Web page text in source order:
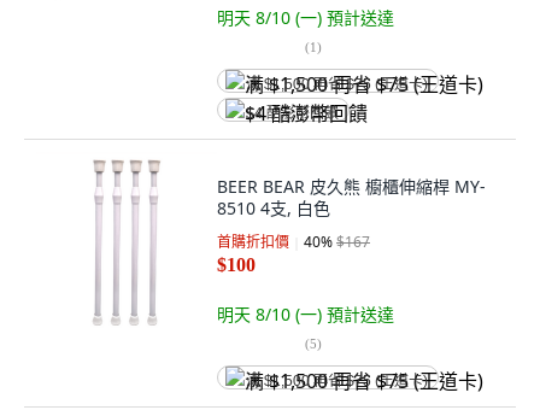
明天 8/10 (一) 預計送達
(1)
满 $1,500 再省 $75 (王道卡)
$4 酷澎幣回饋
BEER BEAR 皮久熊 櫥櫃伸縮桿 MY-
8510 4支, 白色
首購折扣價 40%$167
$100
明天 8/10 (一) 預計送達
(5)
满 $1,500 再省 $75 (王道卡)